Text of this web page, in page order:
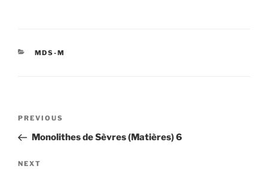
CATEGORIES
MDS-M
Previous
Post
PREVIOUS
Monolithes de Sèvres (Matières) 6
Next
NEXT